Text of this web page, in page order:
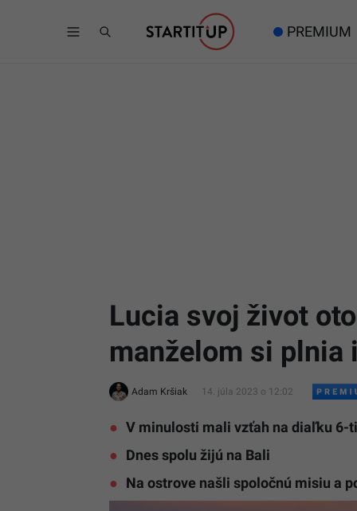
PREMIUM
Lucia svoj život
manželom si plnia
Adam Kršiak 14. júla 2023 o 12:02
V minulosti mali vzťah na diaľku 6-
Dnes spolu žijú na Bali
Na ostrove našli spoločnú misiu a